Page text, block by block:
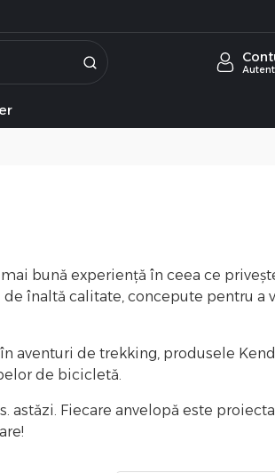
bună experiență în ceea ce
înaltă calitate, concepute pentru a
aventuri de trekking, produsele
de bicicletă.
Fiecare anvelopă este